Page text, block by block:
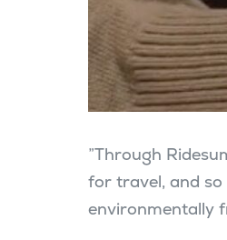
”Through
for travel, and so
environmentally